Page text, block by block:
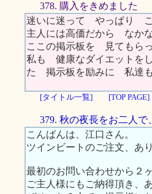
378. 購入をきめました
迷いに迷って やっぱり こ
主人には高価だから なか
ここの掲示板を 見てもら
私も 健康なダイエットを
た 掲示板を励みに 私達
[タイトル一覧] [TOP PAGE]
379. 秋の夜長をお二人
こんばんは、江口さん。
ツインビートのご注文、あ
最初のお問い合わせから２
ご主人様にもご納得頂き、